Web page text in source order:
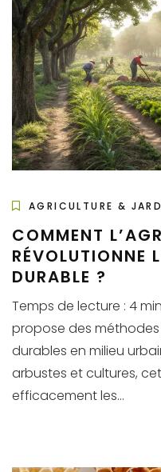
AGRICULTURE &
COMMENT
RÉVOLUTIONNE
DURABLE ?
Temps de lecture : 4
propose des
durables en milieu
arbustes et cultures,
efficacement les...